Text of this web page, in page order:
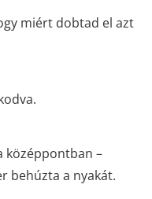
miért dobtad el azt
középpontban –
behúzta a nyakát.